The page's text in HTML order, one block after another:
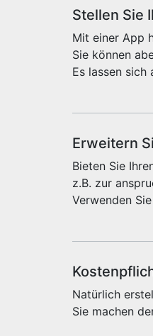
Stellen Sie
Mit einer App
Sie können
Es lassen sich
Erweitern
Bieten Sie
z.B. zur
Verwenden
Natürlich
Sie machen